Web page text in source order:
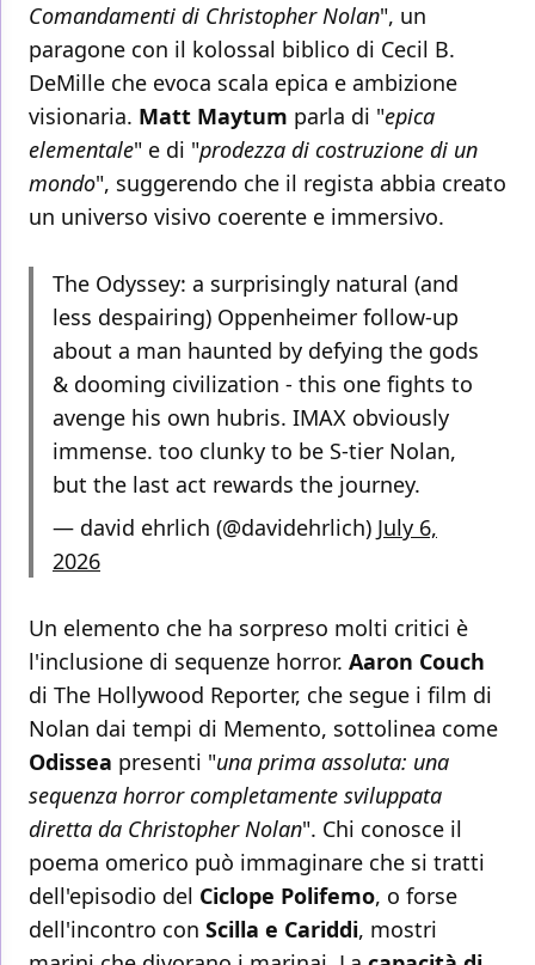
Comandamenti di Christopher Nolan", un
paragone con il kolossal biblico di Cecil B.
DeMille che evoca scala epica e ambizione
visionaria. Matt Maytum parla di "epica
elementale" e di "prodezza di costruzione di un
mondo", suggerendo che il regista abbia creato
un universo visivo coerente e immersivo.
The Odyssey: a surprisingly natural (and
less despairing) Oppenheimer follow-up
about a man haunted by defying the gods
& dooming civilization - this one fights to
avenge his own hubris. IMAX obviously
immense. too clunky to be S-tier Nolan,
but the last act rewards the journey.
— david ehrlich (@davidehrlich) July 6,
2026
Un elemento che ha sorpreso molti critici è
l'inclusione di sequenze horror. Aaron Couch
di The Hollywood Reporter, che segue i film di
Nolan dai tempi di Memento, sottolinea come
Odissea presenti "una prima assoluta: una
sequenza horror completamente sviluppata
diretta da Christopher Nolan". Chi conosce il
poema omerico può immaginare che si tratti
dell'episodio del Ciclope Polifemo, o forse
dell'incontro con Scilla e Cariddi, mostri